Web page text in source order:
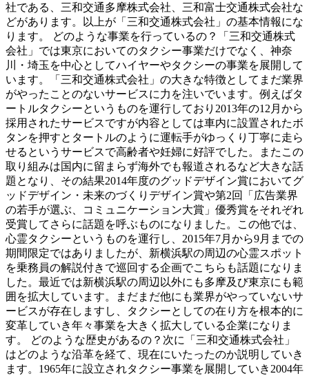
社である、三和交通多摩株式会社、三和富士交通株式会社な
どがあります。以上が「三和交通株式会社」の基本情報にな
ります。 どのような事業を行っているの？「三和交通株式
会社」では東京においてのタクシー事業だけでなく、神奈
川・埼玉を中心としてハイヤーやタクシーの事業を展開して
います。「三和交通株式会社」の大きな特徴としてまだ業界
がやったことのないサービスに力を注いでいます。例えばタ
ートルタクシーというものを運行しており2013年の12月から
採用されたサービスですが内容としては車内に設置されたボ
タンを押すとタートルのように運転手がゆっくり丁寧に走ら
せるというサービスで高齢者や妊婦に好評でした。またこの
取り組みは国内に留まらず海外でも報道されるなど大きな話
題となり、その結果2014年度のグッドデザイン賞においてグ
ッドデザイン・未来のづくりデザイン賞や第2回「広告業界
の若手が選ぶ、コミュニケーション大賞」優秀賞をそれぞれ
受賞してさらに話題を呼ぶものになりました。この他では、
心霊タクシーというものを運行し、2015年7月から9月までの
期間限定ではありましたが、新横浜駅の周辺の心霊スポット
を乗務員の解説付きで巡回する企画でこちらも話題になりま
した。最近では新横浜駅の周辺以外にも多摩及び東京にも範
囲を拡大しています。まだまだ他にも業界がやっていないサ
ービスが存在しますし、タクシーとしての在り方を根本的に
変革していき年々事業を大きく拡大している企業になりま
す。 どのような歴史があるの？次に「三和交通株式会社」
はどのような沿革を経て、現在にいたったのか説明していき
ます。1965年に設立されタクシー事業を展開していき2004年